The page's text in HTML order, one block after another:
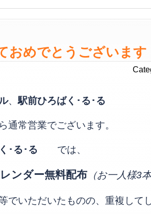
おめでとうございます
、駅前ひろばく･る･る
通常営業でございます。
･る･る では、
ンダー無料配布 （お一人様3
でいただいたものの、重複して